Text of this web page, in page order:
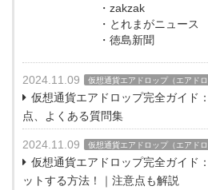
・zakzak
・とれまがニュース
・徳島新聞
2024.11.09 仮想通貨エアドロップ（エアドロ
仮想通貨エアドロップ完全ガイド
点、よくある質問集
2024.11.09 仮想通貨エアドロップ（エアドロ
仮想通貨エアドロップ完全ガイド
ットする方法！｜注意点も解説